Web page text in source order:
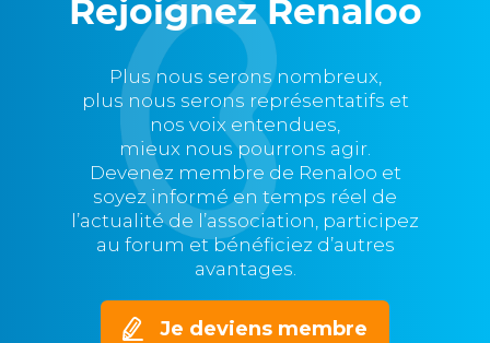
Rejoignez Renaloo
Plus nous serons nombreux,
plus nous serons représentatifs et
nos voix entendues,
mieux nous pourrons agir.
Devenez membre de Renaloo et
soyez informé en temps réel de
l’actualité de l’association, participez
au forum et bénéficiez d’autres
avantages.
Je deviens membre